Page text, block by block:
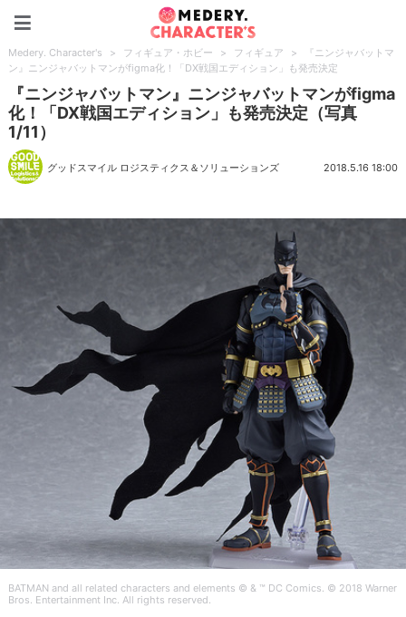
Medery. Character's > フィギュア・ホビー > フィギュア >
『ニンジャバットマ
ン』ニンジャバットマンがfigma化！「DX戦国エディション」も発売決定
『ニンジャバットマン』ニンジャバットマンがfigma
化！「DX戦国エディション」も発売決定（写真
1/11）
グッドスマイル ロジスティクス＆ソリューションズ 2018.5.16 18:00
BATMAN and all related characters and elements © & ™ DC Comics. © 2018 Warner
Bros. Entertainment Inc. All rights reserved.